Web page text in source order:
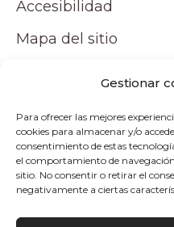
Gestionar
Para ofrecer las mejores
cookies para almacenar y/o
consentimiento de estas
el comportamiento de
sitio. No consentir o retirar el
negativamente a ciertas
Accesibilidad
Mapa del sitio
Tu cuenta
Mi cuenta
Carrito